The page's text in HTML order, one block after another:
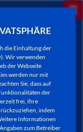
die Einhaltung der
Wir verwenden
der Webseite
werden nur mit
Sie, dass auf
der
frei, Ihre
indem
Informationen
zum Betreiber